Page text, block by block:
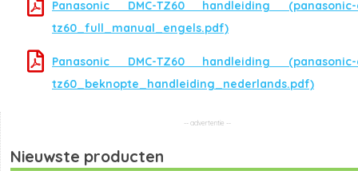
Panasonic DMC-TZ60 handleiding (panasonic-
tz60_full_manual_engels.pdf)
Panasonic DMC-TZ60 handleiding (panasonic-
tz60_beknopte_handleiding_nederlands.pdf)
Nieuwste producten